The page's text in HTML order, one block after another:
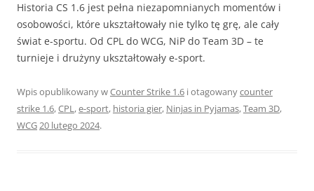
Historia CS 1.6 jest pełna niezapomnianych momentów i
osobowości, które ukształtowały nie tylko tę grę, ale cały
świat e-sportu. Od CPL do WCG, NiP do Team 3D – te
turnieje i drużyny ukształtowały e-sport.
Wpis opublikowany wCounter Strike 1.6 i otagowanycounter
strike 1.6,CPL,e-sport, historia gier, Ninjas in Pyjamas,Team 3D,
WCG20 lutego 2024.